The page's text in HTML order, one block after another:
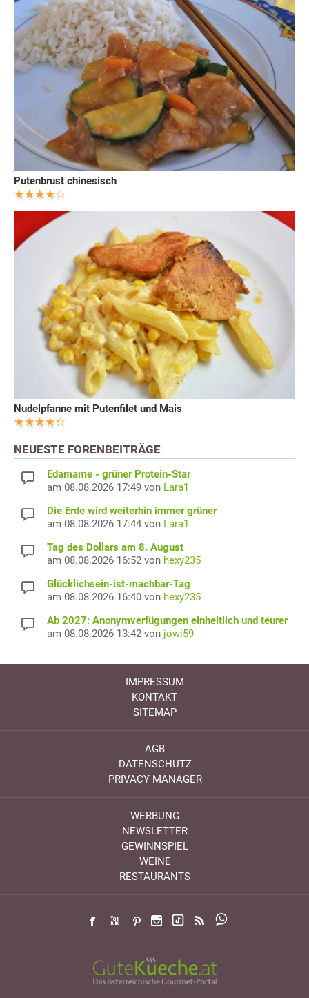
Putenbrust chinesisch
Nudelpfanne mit Putenfilet und Mais
NEUESTE FORENBEITRÄGE
Edamame - grüner Protein-Star
am 08.08.2026 17:49 von Lara1
Die Erde wird weiterhin immer grüner
am 08.08.2026 17:44 von Lara1
Tag des Dollars am 8. August
am 08.08.2026 16:52 von hexy235
Glücklichsein-ist-machbar-Tag
am 08.08.2026 16:40 von hexy235
Ab 2027: Anonymverfügungen einheitlich und teurer
am 08.08.2026 13:42 von jowi59
IMPRESSUM
KONTAKT
SITEMAP
AGB
DATENSCHUTZ
PRIVACY MANAGER
WERBUNG
NEWSLETTER
GEWINNSPIEL
WEINE
RESTAURANTS